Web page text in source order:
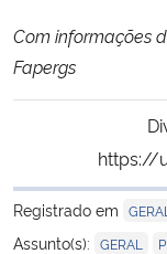
Com informações
Fapergs
https://
Registrado em GERAL
Assunto(s): GERAL